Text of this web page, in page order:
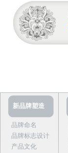
新品牌塑造
品牌命名
品牌标志设计
产品文化